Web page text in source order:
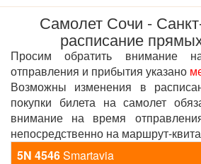
Самолет Сочи -
расписание
Просим обратить внимание
отправления и прибытия указано
Возможны изменения в
покупки билета на самолет
внимание на время
непосредственно на маршрут-
5N 4546Smartavia